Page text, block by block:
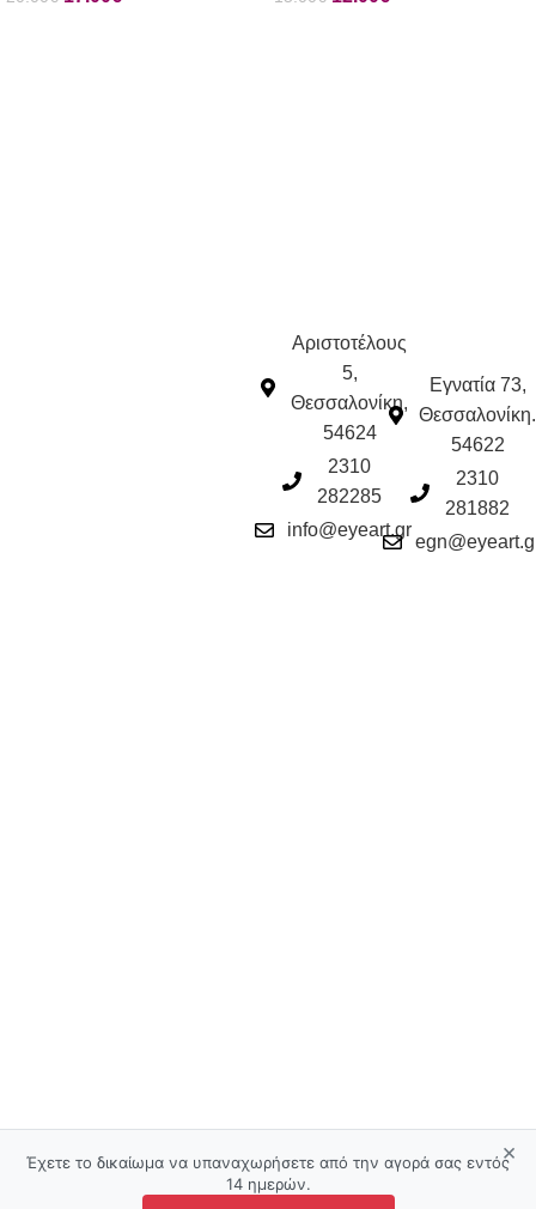
Αριστοτέλους
5,
Θεσσαλονίκη,
54624
2310
282285
info@eyeart.gr
Εγνατία 73,
Θεσσαλονίκη.
54622
2310
281882
Έχετε το δικαίωμα να υπαναχωρήσετε από την αγορά σας εντός
14 ημερών.
×